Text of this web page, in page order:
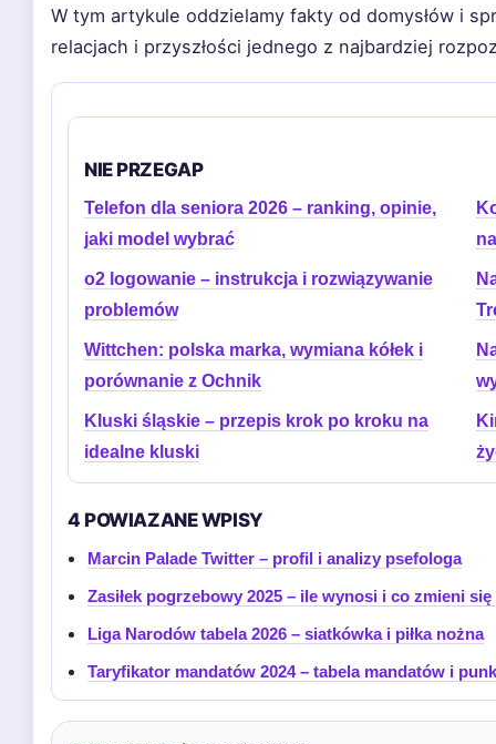
W tym artykule oddzielamy fakty od domysłów i
relacjach i przyszłości jednego z najbardziej
NIE PRZEGAP
Telefon dla seniora 2026 – ranking, opinie,
jaki model wybrać
o2 logowanie – instrukcja i rozwiązywanie
problemów
Wittchen: polska marka, wymiana kółek i
porównanie z Ochnik
Kluski śląskie – przepis krok po kroku na
idealne kluski
4 POWIAZANE WPISY
Marcin Palade Twitter – profil i analizy psefologa
Zasiłek pogrzebowy 2025 – ile wynosi i co zmieni się
Liga Narodów tabela 2026 – siatkówka i piłka nożna
Taryfikator mandatów 2024 – tabela mandatów i